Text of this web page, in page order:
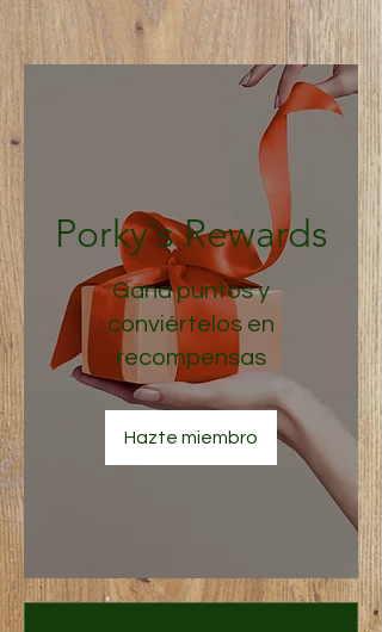
Porky's Rewards
Gana puntos y
conviértelos en
recompensas
Hazte miembro